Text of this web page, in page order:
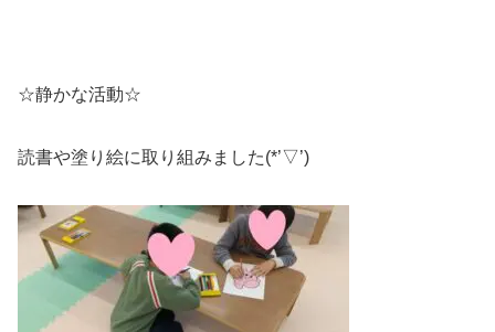
☆静かな活動☆
読書や塗り絵に取り組みました(*’▽’)